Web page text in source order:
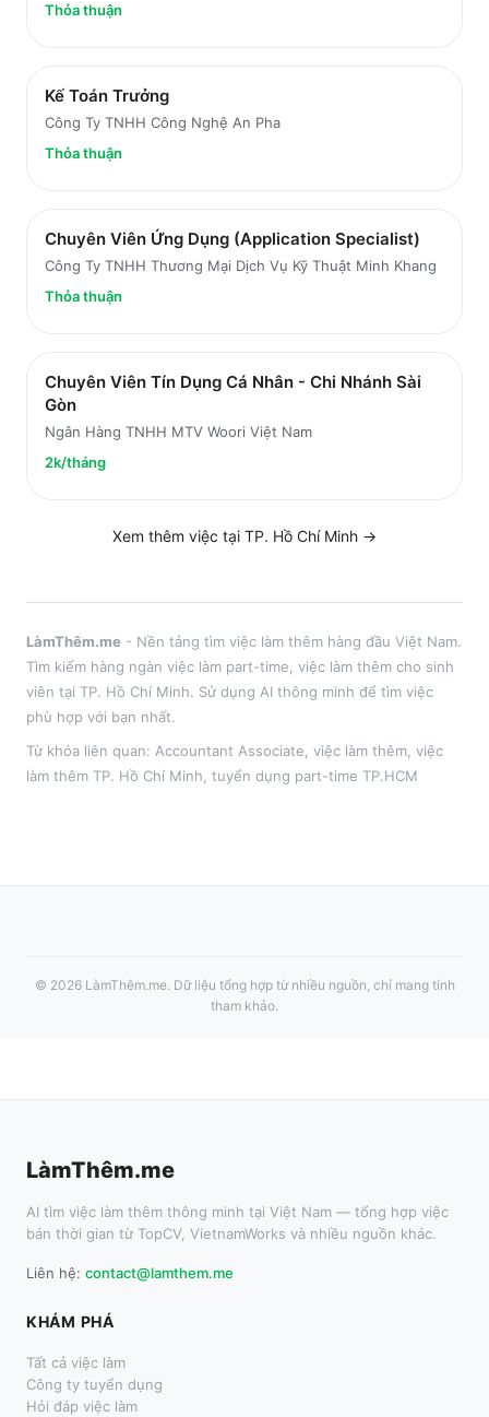
Thỏa thuận
Kế Toán Trưởng
Công Ty TNHH Công Nghệ An Pha
Thỏa thuận
Chuyên Viên Ứng Dụng (Application Specialist)
Công Ty TNHH Thương Mại Dịch Vụ Kỹ Thuật Minh Khang
Thỏa thuận
Chuyên Viên Tín Dụng Cá Nhân - Chi Nhánh Sài
Gòn
Ngân Hàng TNHH MTV Woori Việt Nam
2k/tháng
Xem thêm việc tại TP. Hồ Chí Minh →
LàmThêm.me - Nền tảng tìm việc làm thêm hàng đầu Việt Nam.
Tìm kiếm hàng ngàn việc làm part-time, việc làm thêm cho sinh
viên tại TP. Hồ Chí Minh. Sử dụng AI thông minh để tìm việc
phù hợp với bạn nhất.
Từ khóa liên quan: Accountant Associate việc làm thêm , việc
làm thêm TP. Hồ Chí Minh , tuyển dụng part-time TP.HCM
© 2026 LàmThêm.me. Dữ liệu tổng hợp từ nhiều nguồn, chỉ mang tính
tham khảo.
LàmThêm.me
AI tìm việc làm thêm thông minh tại Việt Nam — tổng hợp việc
bán thời gian từ TopCV, VietnamWorks và nhiều nguồn khác.
Liên hệ: contact@lamthem.me
KHÁM PHÁ
Tất cả việc làm
Công ty tuyển dụng
Hỏi đáp việc làm